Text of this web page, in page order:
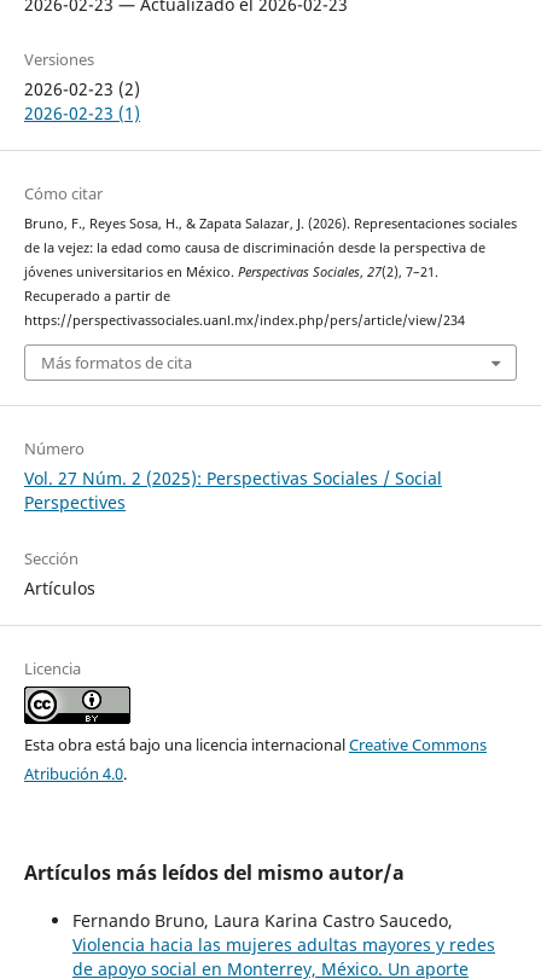
Versiones
2026-02-23 (2)
2026-02-23 (1)
Cómo citar
Bruno, F., Reyes Sosa, H., & Zapata Salazar, J. (2026). Representaciones sociales
de la vejez: la edad como causa de discriminación desde la perspectiva de
jóvenes universitarios en México. Perspectivas Sociales, 27(2), 7–21.
Recuperado a partir de
https://perspectivassociales.uanl.mx/index.php/pers/article/view/234
Más formatos de cita
Número
Vol. 27 Núm. 2 (2025): Perspectivas Sociales / Social
Perspectives
Sección
Artículos
Licencia
Esta obra está bajo una licencia internacionalCreative Commons
Atribución 4.0.
Artículos más leídos del mismo autor/a
Fernando Bruno, Laura Karina Castro Saucedo,
Violencia hacia las mujeres adultas mayores y redes
de apoyo social en Monterrey, México. Un aporte